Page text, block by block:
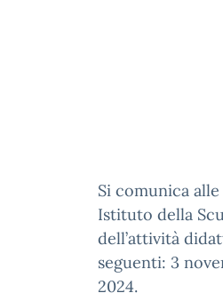
Si comunica
Istituto della
dell’attività
seguenti: 3
2024.